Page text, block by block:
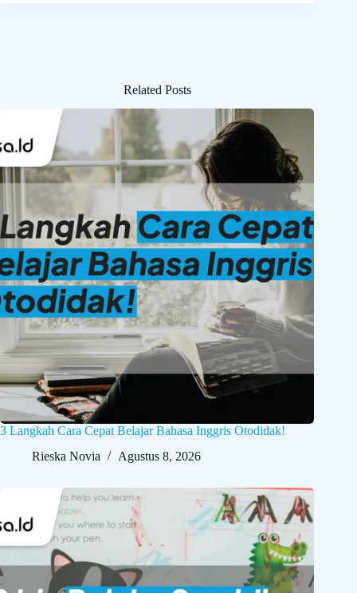
Related Posts
3 Langkah Cara Cepat Belajar Bahasa Inggris Otodidak!
Rieska Novia
Agustus 8, 2026